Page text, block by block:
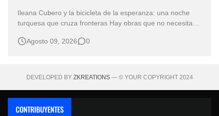
Ileana Cubero y la bicicleta de la esperanza: una noche
turquesa que cruza fronteras Hay obras que no necesitan
mundo reconocible. En Noche turqueza, de la artista
Agosto 09, 2026 0
DEVELOPED BY ZKREATIONS— © YOUR COPYRIGHT 2024
CONTRIBUYENTES